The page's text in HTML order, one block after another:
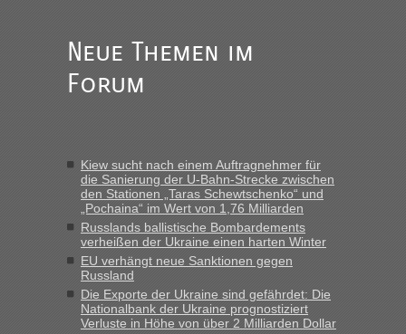
mitnehmen. Es ist gebrauchte Kleidung...“
Berichte und Reisetipps • Re: An welchem
15.6. in Krakovets rüber. Sehr zeitig los gegen 5 Uhr in der
Früh. Mit sehr sehr wenig Verkehr, super bis zur Grenze. Nur
8 PKW vor der Schranke....“
Berichte und Reisetipps • Re: An welchem
Grenzübergang zwischen Polen und der Ukraine
geht es am schnellsten?
„Gestern 6 Stunden warten vor der Grenze Richtung Polen
in Krakowez mit dem Kleinbus. Abfertigung ging dann
Neue Themen im
Forum
Kiew sucht nach einem Auftragnehmer für
die Sanierung der U-Bahn-Strecke zwischen
den Stationen „Taras Schewtschenko“ und
„Pochaina“ im Wert von 1,76 Milliarden
Russlands ballistische Bombardements
verheißen der Ukraine einen harten Winter
EU verhängt neue Sanktionen gegen
Russland
Die Exporte der Ukraine sind gefährdet: Die
Nationalbank der Ukraine prognostiziert
Verluste in Höhe von über 2 Milliarden Dollar